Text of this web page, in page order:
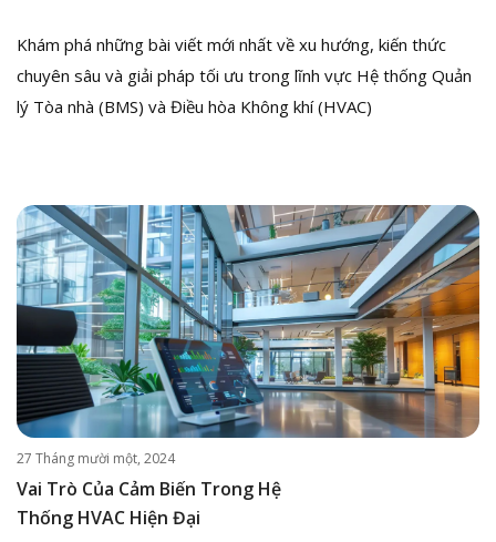
Khám phá những bài viết mới nhất về xu hướng, kiến thức
chuyên sâu và giải pháp tối ưu trong lĩnh vực Hệ thống Quản
lý Tòa nhà (BMS) và Điều hòa Không khí (HVAC)
27 Tháng mười một, 2024
Vai Trò Của Cảm Biến Trong Hệ
Thống HVAC Hiện Đại